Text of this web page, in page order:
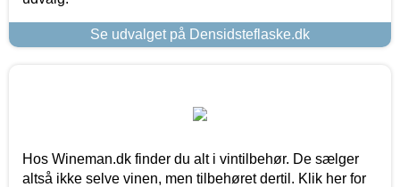
Se udvalget på Densidsteflaske.dk
Hos Wineman.dk finder du alt i vintilbehør. De sælger
altså ikke selve vinen, men tilbehøret dertil. Klik her for